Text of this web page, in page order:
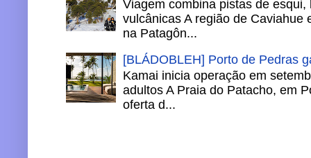
Viagem combina pistas de
vulcânicas A região de Caviahue
na Patagôn...
[BLÁDOBLEH] Porto de Pedras
Kamai inicia operação em
adultos A Praia do Patacho, em
oferta d...